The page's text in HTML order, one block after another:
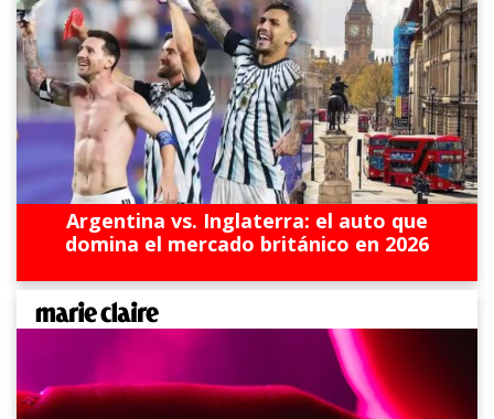
Argentina vs. Inglaterra: el auto que
domina el mercado británico en 2026